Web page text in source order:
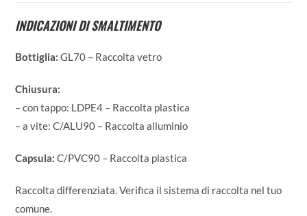
INDICAZIONI DI SMALTIMENTO
Bottiglia:GL70 – Raccolta vetro
Chiusura:
– con tappo: LDPE4 – Raccolta plastica
– a vite: C/ALU90 – Raccolta alluminio
Capsula:C/PVC90 – Raccolta plastica
Raccolta differenziata. Verifica il sistema di raccolta nel tuo
comune.